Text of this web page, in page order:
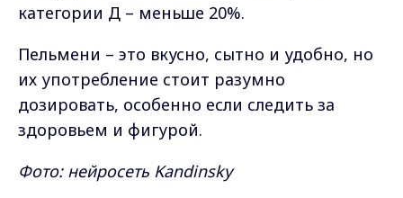
категории Д – меньше 20%.
Пельмени – это вкусно, сытно и удобно, но
их употребление стоит разумно
дозировать, особенно если следить за
здоровьем и фигурой.
Фото: нейросеть Kandinsky